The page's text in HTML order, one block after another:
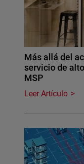
Más allá del
servicio de
MSP
Leer Artículo